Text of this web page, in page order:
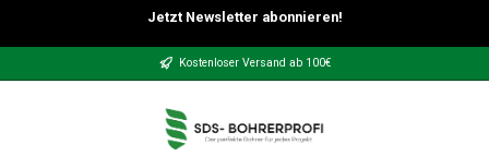
Zum Hauptinhalt springenJetzt Newsletter abonnieren!
Kostenloser Versand ab 100€